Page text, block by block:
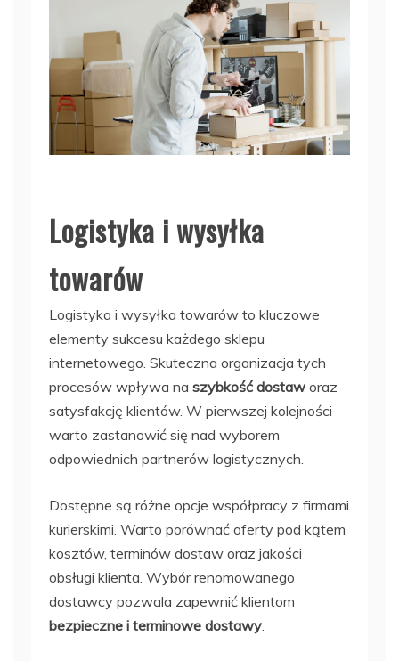
Logistyka i wysyłka
towarów
Logistyka i wysyłka towarów to kluczowe
elementy sukcesu każdego sklepu
internetowego. Skuteczna organizacja tych
procesów wpływa na szybkość dostaw oraz
satysfakcję klientów. W pierwszej kolejności
warto zastanowić się nad wyborem
odpowiednich partnerów logistycznych.
Dostępne są różne opcje współpracy z firmami
kurierskimi. Warto porównać oferty pod kątem
kosztów, terminów dostaw oraz jakości
obsługi klienta. Wybór renomowanego
dostawcy pozwala zapewnić klientom
bezpieczne i terminowe dostawy